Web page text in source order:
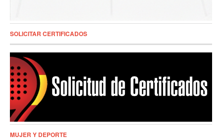
SOLICITAR CERTIFICADOS
MUJER Y DEPORTE